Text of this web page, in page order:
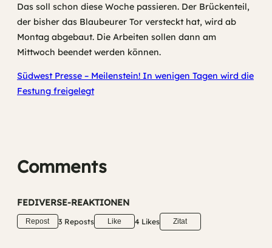
Das soll schon diese Woche passieren. Der Brückenteil,
der bisher das Blaubeurer Tor versteckt hat, wird ab
Montag abgebaut. Die Arbeiten sollen dann am
Mittwoch beendet werden können.
Südwest Presse – Meilenstein! In wenigen Tagen wird die
Festung freigelegt
Comments
FEDIVERSE-REAKTIONEN
Repost 3 Reposts Like 4 Likes Zitat